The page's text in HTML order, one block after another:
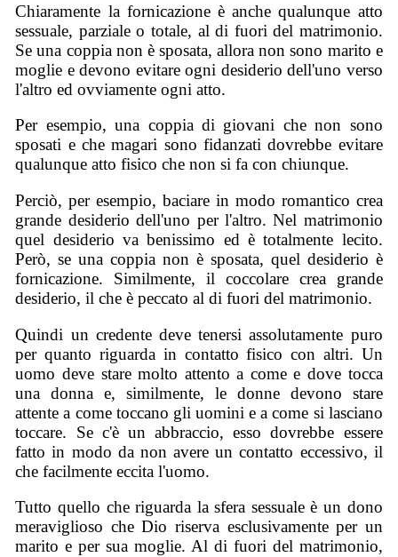
Chiaramente la fornicazione è anche qualunque atto
sessuale, parziale o totale, al di fuori del matrimonio.
Se una coppia non è sposata, allora non sono marito e
moglie e devono evitare ogni desiderio dell'uno verso
l'altro ed ovviamente ogni atto.
Per esempio, una coppia di giovani che non sono
sposati e che magari sono fidanzati dovrebbe evitare
qualunque atto fisico che non si fa con chiunque.
Perciò, per esempio, baciare in modo romantico crea
grande desiderio dell'uno per l'altro. Nel matrimonio
quel desiderio va benissimo ed è totalmente lecito.
Però, se una coppia non è sposata, quel desiderio è
fornicazione. Similmente, il coccolare crea grande
desiderio, il che è peccato al di fuori del matrimonio.
Quindi un credente deve tenersi assolutamente puro
per quanto riguarda in contatto fisico con altri. Un
uomo deve stare molto attento a come e dove tocca
una donna e, similmente, le donne devono stare
attente a come toccano gli uomini e a come si lasciano
toccare. Se c'è un abbraccio, esso dovrebbe essere
fatto in modo da non avere un contatto eccessivo, il
che facilmente eccita l'uomo.
Tutto quello che riguarda la sfera sessuale è un dono
meraviglioso che Dio riserva esclusivamente per un
marito e per sua moglie. Al di fuori del matrimonio,